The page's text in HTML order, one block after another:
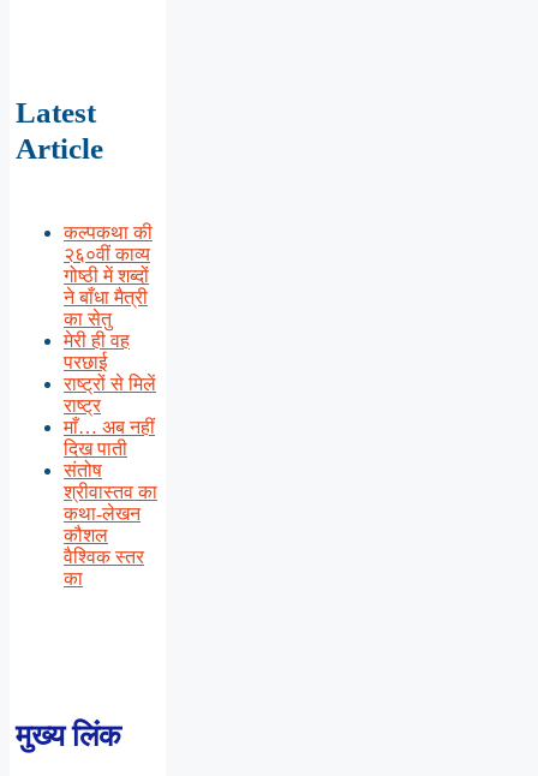
Latest
Article
कल्पकथा की
२६०वीं काव्य
गोष्ठी में शब्दों
ने बाँधा मैत्री
का सेतु
मेरी ही वह
परछाई
राष्ट्रों से मिलें
राष्ट्र
माँ… अब नहीं
दिख पाती
संतोष
श्रीवास्तव का
कथा-लेखन
कौशल
वैश्विक स्तर
का
मुख्य लिंक